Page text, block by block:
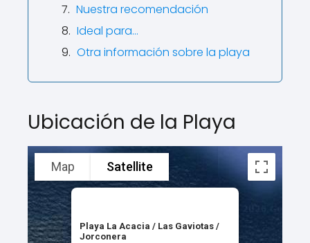
Nuestra recomendación
Ideal para…
Otra información sobre la playa
Ubicación de la Playa
Playa La Acacia / Las Gaviotas /
Jorconera
Map Satellite